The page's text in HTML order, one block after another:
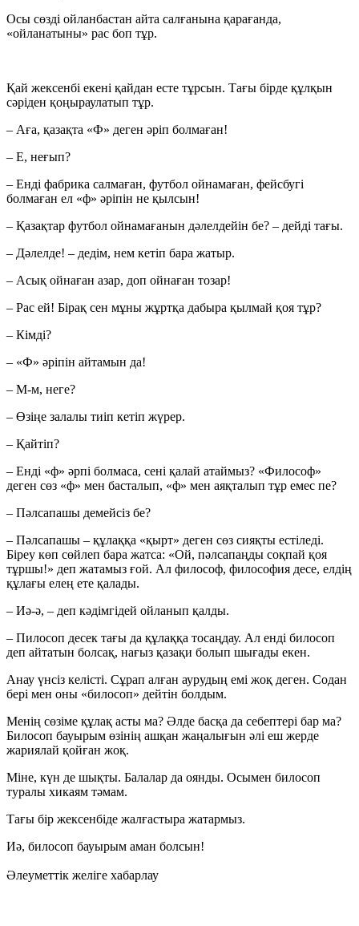
Осы сөзді ойланбастан айта салғанына қарағанда,
«ойланатыны» рас боп тұр.
Қай жексенбі екені қайдан есте тұрсын. Тағы бірде құлқын
сәріден қоңыраулатып тұр.
– Аға, қазақта «Ф» деген әріп болмаған!
– Е, неғып?
– Енді фабрика салмаған, футбол ойнамаған, фейсбугі
болмаған ел «ф» әріпін не қылсын!
– Қазақтар футбол ойнамағанын дәлелдейін бе? – дейді тағы.
– Дәлелде! – дедім, нем кетіп бара жатыр.
– Асық ойнаған азар, доп ойнаған тозар!
– Рас ей! Бірақ сен мұны жұртқа дабыра қылмай қоя тұр?
– Кімді?
– «Ф» әріпін айтамын да!
– М-м, неге?
– Өзіңе залалы тиіп кетіп жүрер.
– Қайтіп?
– Енді «ф» әрпі болмаса, сені қалай атаймыз? «Философ»
деген сөз «ф» мен басталып, «ф» мен аяқталып тұр емес пе?
– Пәлсапашы демейсіз бе?
– Пәлсапашы – құлаққа «қырт» деген сөз сияқты естіледі.
Біреу көп сөйлеп бара жатса: «Ой, пәлсапаңды соқпай қоя
тұршы!» деп жатамыз ғой. Ал философ, философия десе, елдің
құлағы елең ете қалады.
– Иә-ә, – деп кәдімгідей ойланып қалды.
– Пилосоп десек тағы да құлаққа тосаңдау. Ал енді билосоп
деп айтатын болсақ, нағыз қазақи болып шығады екен.
Анау үнсіз келісті. Сұрап алған аурудың емі жоқ деген. Содан
бері мен оны «билосоп» дейтін болдым.
Менің сөзіме құлақ асты ма? Әлде басқа да себептері бар ма?
Билосоп бауырым өзінің ашқан жаңалығын әлі еш жерде
жариялай қойған жоқ.
Міне, күн де шықты. Балалар да оянды. Осымен билосоп
туралы хикаям тәмам.
Тағы бір жексенбіде жалғастыра жатармыз.
Иә, билосоп бауырым аман болсын!
Әлеуметтік желіге хабарлау